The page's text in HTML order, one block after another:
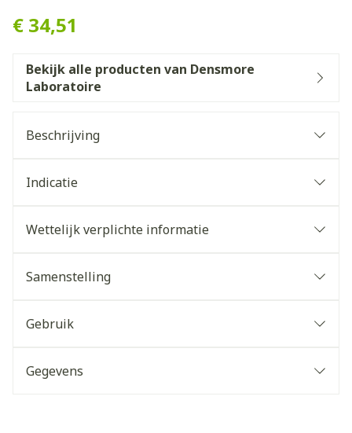
€ 34,51
Bekijk alle producten van Densmore
Laboratoire
Beschrijving
Indicatie
Wettelijk verplichte informatie
Samenstelling
Gebruik
Gegevens